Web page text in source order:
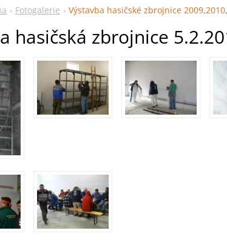
Fotogalerie Výstavba hasičské zbrojnice
hasičská zbrojnice